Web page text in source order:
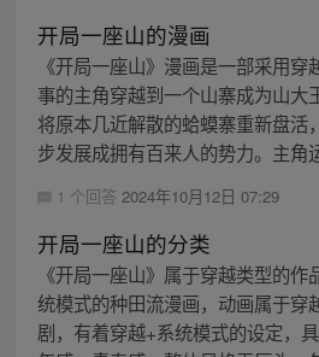
开局一座山的漫画
《开局一座山》漫画是一部采用
事的主角穿越到一个山寨成为山大
将原本几近解散的蛤蟆寨重新盘活
步发展成拥有百来人的势力。主角
1 个回答 2024年10月12日 07:29
开局一座山的分类
《开局一座山》属于穿越类型的
统模式的种田流漫画，动画属于穿
剧，有着穿越+系统模式的设定，